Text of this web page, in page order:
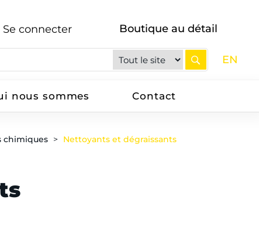
Se connecter Boutique au détail
EN
nous sommes Contact
chimiques Nettoyants et dégraissants